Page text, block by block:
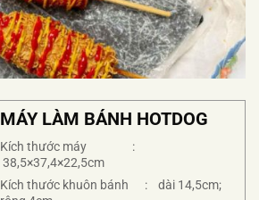
MÁY LÀM BÁNH HOTDOG
Kích thước máy :
38,5×37,4×22,5cm
Kích thước khuôn bánh : dài 14,5cm;